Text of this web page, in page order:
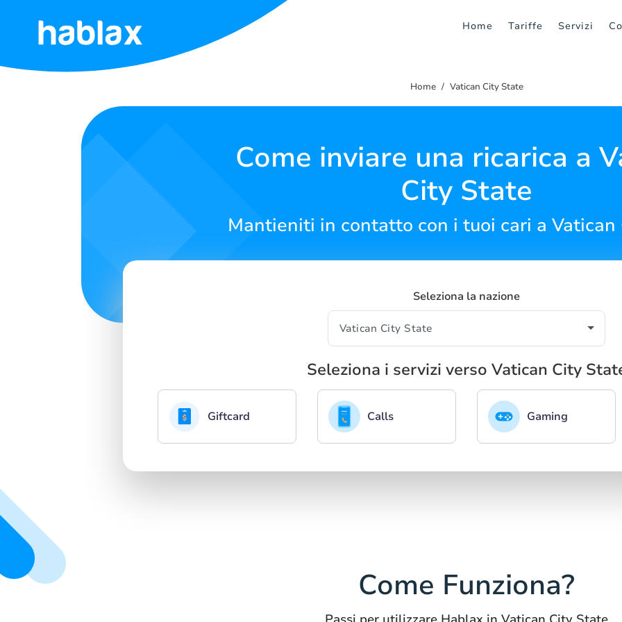
Home Tariffe Servizi
Home
SIGN UP
Home Vatican City State
Come inviare una ricarica a
City State
Mantieniti in contatto con i tuoi cari a Vatican
Seleziona la nazione
Seleziona i servizi verso Vatican City
Giftcard Calls Gaming
Come Funziona?